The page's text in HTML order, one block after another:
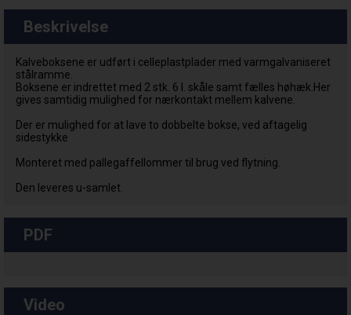
Beskrivelse
Kalveboksene er udført i celleplastplader med varmgalvaniseret
stålramme.
Boksene er indrettet med 2 stk. 6 l. skåle samt fælles høhæk.Her
gives samtidig mulighed for nærkontakt mellem kalvene.
Der er mulighed for at lave to dobbelte bokse, ved aftagelig
sidestykke
Monteret med pallegaffellommer til brug ved flytning.
Den leveres u-samlet.
PDF
Video